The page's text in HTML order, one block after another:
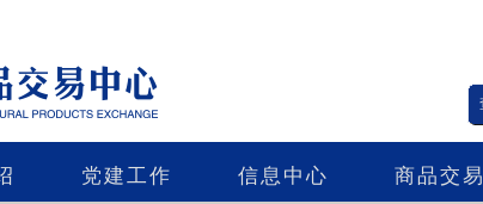
党建工作 信息中心 商品交易